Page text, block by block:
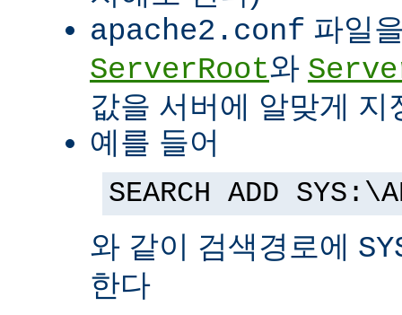
apache2.conf 파일
ServerRoot와
값을 서버에 알맞게 지
예를 들어
SEARCH ADD
와 같이 검색경로에
한다